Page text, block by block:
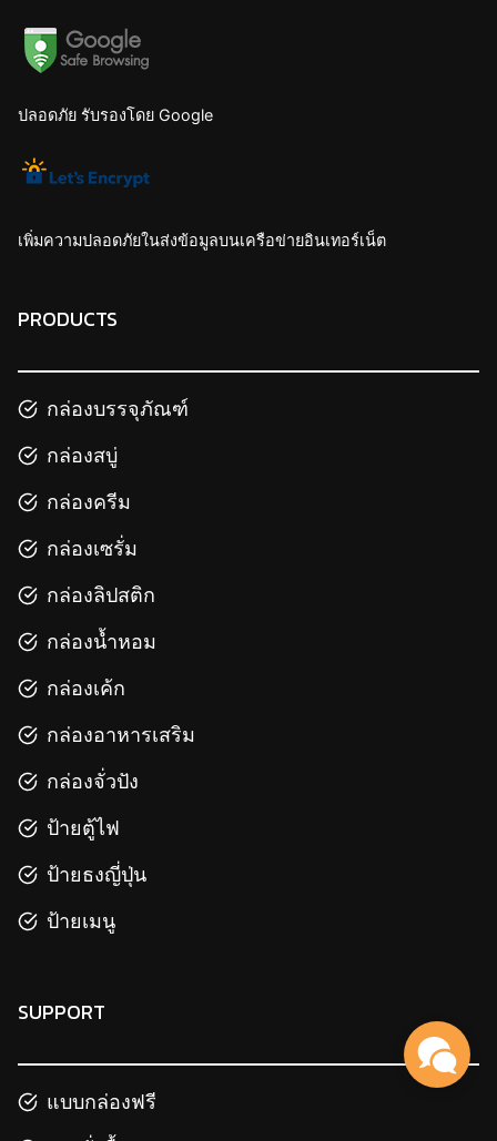
ปลอดภัย รับรองโดย Google
เพิ่มความปลอดภัยในส่งข้อมูลบนเครือข่ายอินเทอร์เน็ต
PRODUCTS
กล่องบรรจุภัณฑ์
กล่องสบู่
กล่องครีม
กล่องเซรั่ม
กล่องลิปสติก
กล่องน้ำหอม
กล่องเค้ก
กล่องอาหารเสริม
กล่องจั่วปัง
ป้ายตู้ไฟ
ป้ายธงญี่ปุ่น
ป้ายเมนู
SUPPORT
แบบกล่องฟรี